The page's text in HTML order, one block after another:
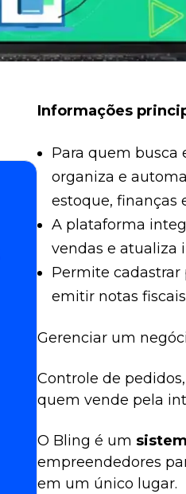
Informações
Para quem busca
organiza e
estoque, finanças
A plataforma
vendas e atualiza
Permite cadastrar
emitir notas
Gerenciar um
Controle de
quem vende pela
O Bling é um
empreendedores
em um único lugar.